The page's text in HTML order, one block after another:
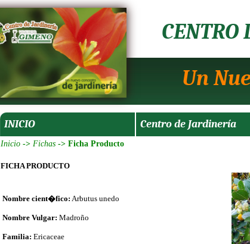
CENTRO
Un
INICIO Centro de Jardinería
Inicio -> Fichas -> Ficha Producto
FICHA PRODUCTO
Nombre cient�fico: Arbutus unedo
Nombre Vulgar: Madroño
Familia: Ericaceae